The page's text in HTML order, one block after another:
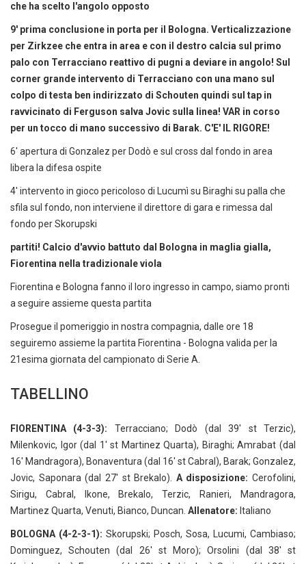
che ha scelto l'angolo opposto
9' prima conclusione in porta per il Bologna. Verticalizzazione
per Zirkzee che entra in area e con il destro calcia sul primo
palo con Terracciano reattivo di pugni a deviare in angolo! Sul
corner grande intervento di Terracciano con una mano sul
colpo di testa ben indirizzato di Schouten quindi sul tap in
ravvicinato di Ferguson salva Jovic sulla linea! VAR in corso
per un tocco di mano successivo di Barak. C'E' IL RIGORE!
6' apertura di Gonzalez per Dodò e sul cross dal fondo in area
libera la difesa ospite
4' intervento in gioco pericoloso di Lucumì su Biraghi su palla che
sfila sul fondo, non interviene il direttore di gara e rimessa dal
fondo per Skorupski
partiti! Calcio d'avvio battuto dal Bologna in maglia gialla,
Fiorentina nella tradizionale viola
Fiorentina e Bologna fanno il loro ingresso in campo, siamo pronti
a seguire assieme questa partita
Prosegue il pomeriggio in nostra compagnia, dalle ore 18
seguiremo assieme la partita Fiorentina - Bologna valida per la
21esima giornata del campionato di Serie A.
TABELLINO
FIORENTINA (4-3-3): Terracciano; Dodò (dal 39' st Terzic),
Milenkovic, Igor (dal 1' st Martinez Quarta), Biraghi; Amrabat (dal
16' Mandragora), Bonaventura (dal 16' st Cabral), Barak; Gonzalez,
Jovic, Saponara (dal 27' st Brekalo). A disposizione: Cerofolini,
Sirigu, Cabral, Ikone, Brekalo, Terzic, Ranieri, Mandragora,
Martinez Quarta, Venuti, Bianco, Duncan. Allenatore: Italiano
BOLOGNA (4-2-3-1): Skorupski; Posch, Sosa, Lucumi, Cambiaso;
Dominguez, Schouten (dal 26' st Moro); Orsolini (dal 38' st